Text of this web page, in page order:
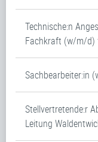
Technische:n
Fachkraft (w/m/d)
Sachbearbeiter:in
Stellvertretende:r
Leitung